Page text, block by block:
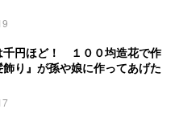
千円ほど！ １００均造花で作
り』が孫や娘に作ってあげた